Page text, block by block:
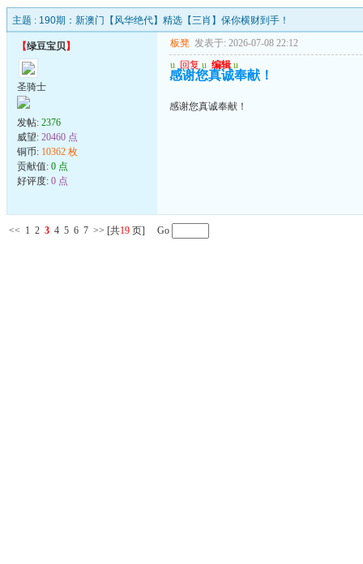
主题 : 190期：新澳门【风华绝代】精选【三肖】保你横财到手！
【绿豆宝贝】
圣骑士
发帖: 2376
威望: 20460 点
铜币: 10362 枚
贡献值: 0 点
好评度: 0 点
板凳 发表于: 2026-07-08 22:12
u 回复 u 编辑 u
感谢您真诚奉献！
感谢您真诚奉献！
<< 1 2 3 4 5 6 7 >> [共19 页] Go